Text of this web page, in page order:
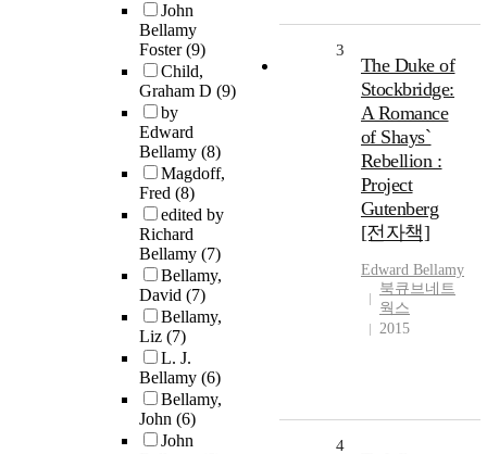
John
Bellamy
Foster(9)
Child,
Graham D (9)
by
Edward
Bellamy (8)
Magdoff,
Fred (8)
edited by
Richard
Bellamy (7)
Bellamy,
David (7)
Bellamy,
Liz (7)
L. J.
Bellamy (6)
Bellamy,
John (6)
John
3
The Duke of
Stockbridge:
A Romance
of Shays`
Rebellion :
Project
Gutenberg
[전자책]
Edward Bellamy
북큐브네트
웍스
2015
4